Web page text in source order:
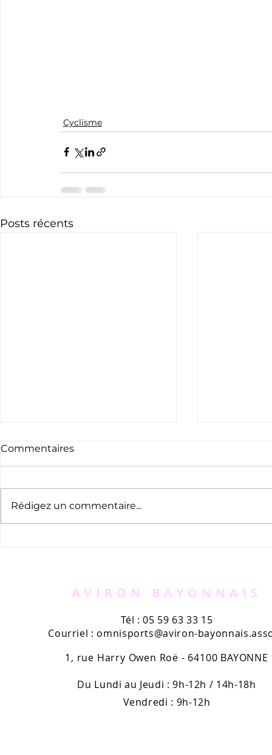
Cyclisme
Posts récents
Commentaires
Rédigez un commentaire...
AVIRON BAYONNAIS
Tél : 05 59 63 33 15
Courriel : omnisports@aviron-
1, rue Harry Owen Roë - 64100 BAYONNE
Du Lundi au Jeudi : 9h-12h / 14h-18h
Vendredi : 9h-12h